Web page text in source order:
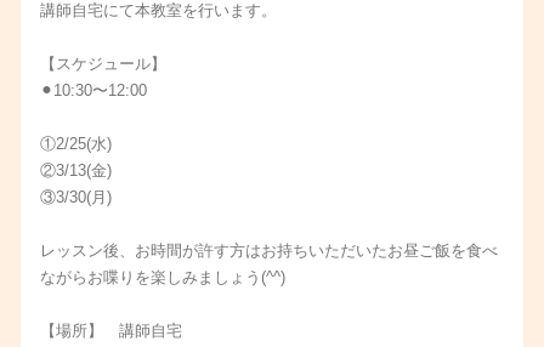
講師自宅にて本教室を行います。
【スケジュール】
⚫︎10:30〜12:00
①2/25(水)
②3/13(金)
③3/30(月)
レッスン後、お時間が許す方はお持ちいただいたお昼ご飯を食べ
ながらお喋りを楽しみましょう(^^)
【場所】 講師自宅